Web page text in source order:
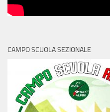
CAMPO SCUOLA SEZIONALE